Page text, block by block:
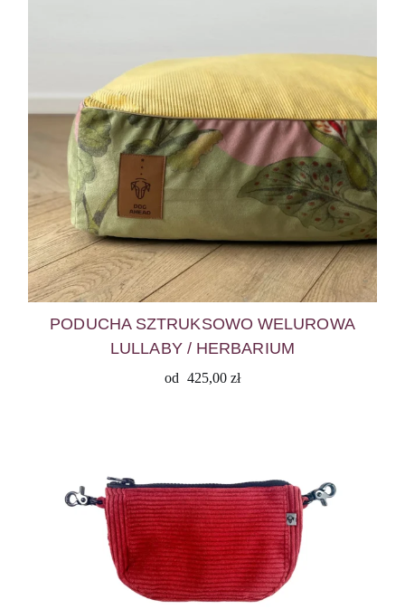
PODUCHA SZTRUKSOWO WELUROWA
LULLABY / HERBARIUM
od 425,00 zł